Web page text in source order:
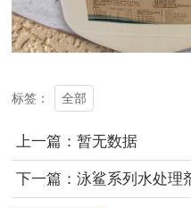
标签： 全部
上一篇：暂无数据
下一篇：泳鲨系列水处理